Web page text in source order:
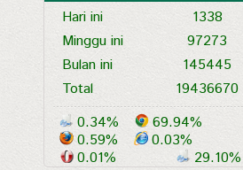
Hari ini
Minggu ini
Bulan ini
Total
1338
97273
145445
19436670
0.34%
69.94%
0.59%
0.03%
0.01%
29.10%